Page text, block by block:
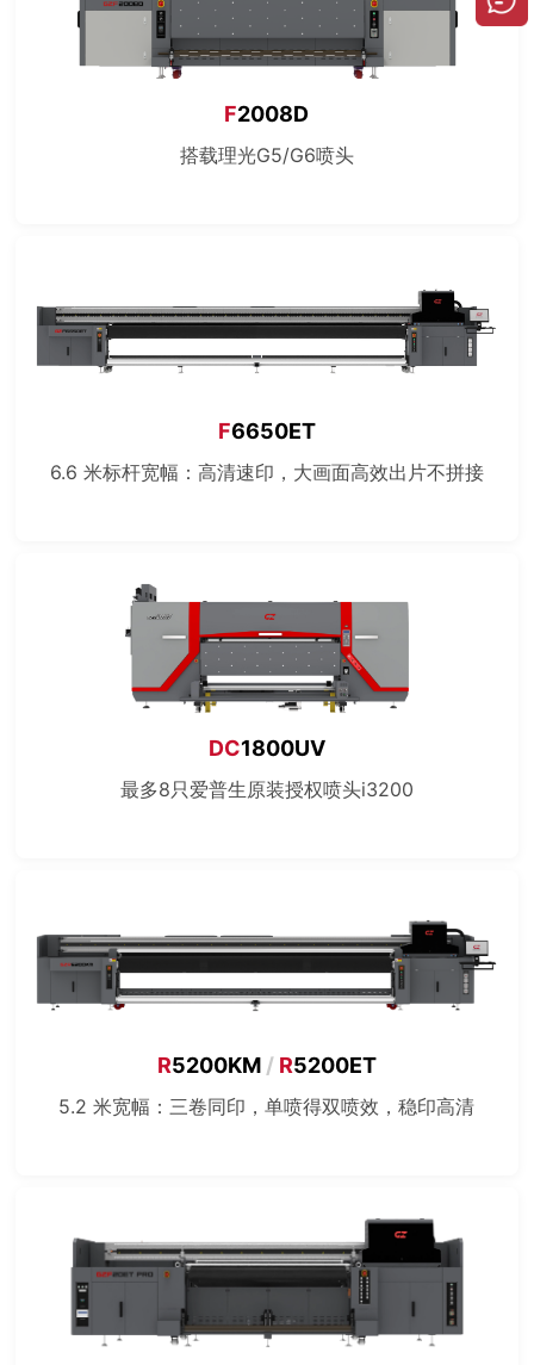
F2008D
搭载理光G5/G6喷头
F6650ET
6.6 米标杆宽幅：高清速印，大画面高效出片不拼接
DC1800UV
最多8只爱普生原装授权喷头i3200
R5200KM/ R5200ET
5.2 米宽幅：三卷同印，单喷得双喷效，稳印高清